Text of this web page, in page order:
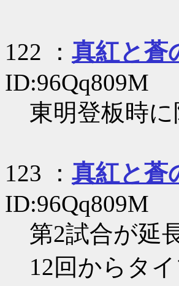
122 ： 真紅と蒼
ID:96Qq809M
東明登板時
123 ： 真紅と蒼
ID:96Qq809M
第2試合が延
12回からタ